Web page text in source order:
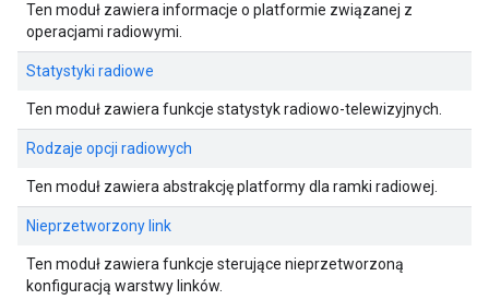
Ten moduł zawiera informacje o platformie związanej z
operacjami radiowymi.
Statystyki radiowe
Ten moduł zawiera funkcje statystyk radiowo-telewizyjnych.
Rodzaje opcji radiowych
Ten moduł zawiera abstrakcję platformy dla ramki radiowej.
Nieprzetworzony link
Ten moduł zawiera funkcje sterujące nieprzetworzoną
konfiguracją warstwy linków.